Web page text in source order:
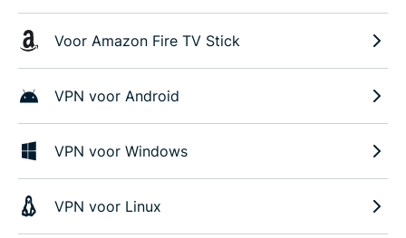
Voor Amazon Fire TV Stick
VPN voor Android
VPN voor Windows
VPN voor Linux